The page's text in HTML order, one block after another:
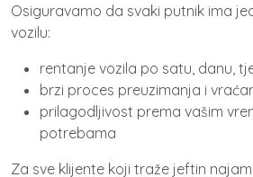
Osiguravamo da svaki putnik ima
vozilu:
rentanje vozila po satu, danu,
brzi proces preuzimanja i
prilagodljivost prema vašim
potrebama
Za sve klijente koji traže jeftin